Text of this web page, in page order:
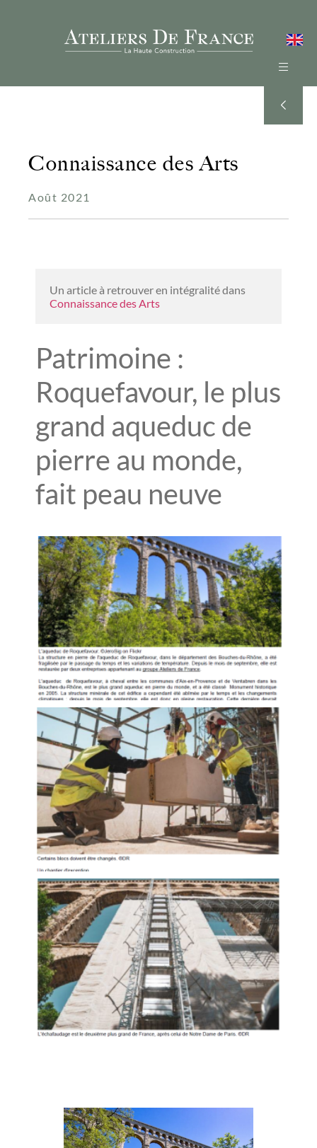
Connaissance des Arts
Août 2021
Connaissance des Arts
Patrimoine :
Roquefavour, le plus
grand aqueduc de
pierre au monde,
fait peau neuve